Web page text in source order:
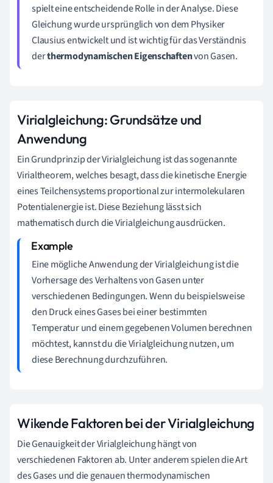
spielt eine entscheidende Rolle in der Analyse. Diese
Gleichung wurde ursprünglich von dem Physiker
Clausius entwickelt und ist wichtig für das Verständnis
derthermodynamischen Eigenschaftenvon Gasen.
Virialgleichung: Grundsätze und
Anwendung
Ein Grundprinzip der Virialgleichung ist das sogenannte
Virialtheorem, welches besagt, dass die kinetische Energie
eines Teilchensystems proportional zur intermolekularen
Potentialenergie ist. Diese Beziehung lässt sich
mathematisch durch die Virialgleichung ausdrücken.
Eine mögliche Anwendung der Virialgleichung ist die
Vorhersage des Verhaltens von Gasen unter
verschiedenen Bedingungen. Wenn du beispielsweise
den Druck eines Gases bei einer bestimmten
Temperatur und einem gegebenen Volumen berechnen
möchtest, kannst du die Virialgleichung nutzen, um
diese Berechnung durchzuführen.
Wikende Faktoren bei der Virialgleichung
Die Genauigkeit der Virialgleichung hängt von
verschiedenen Faktoren ab. Unter anderem spielen die Art
des Gases und die genauen thermodynamischen